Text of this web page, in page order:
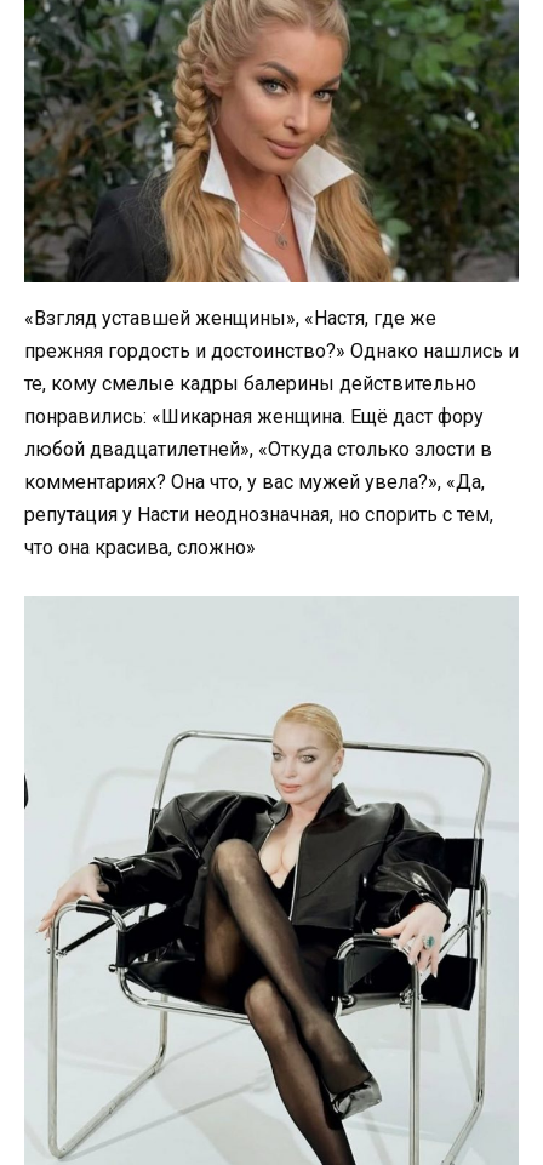
«Взгляд уставшей женщины», «Настя, где же
прежняя гордость и достоинство?» Однако нашлись и
те, кому смелые кадры балерины действительно
понравились: «Шикарная женщина. Ещё даст фору
любой двадцатилетней», «Откуда столько злости в
комментариях? Она что, у вас мужей увела?», «Да,
репутация у Насти неоднозначная, но спорить с тем,
что она красива, сложно»